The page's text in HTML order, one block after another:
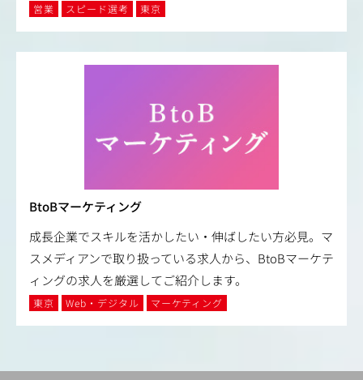
営業 スピード選考 東京
BtoBマーケティング
成長企業でスキルを活かしたい・伸ばしたい方必見。マ
スメディアンで取り扱っている求人から、BtoBマーケテ
ィングの求人を厳選してご紹介します。
東京 Web・デジタル マーケティング